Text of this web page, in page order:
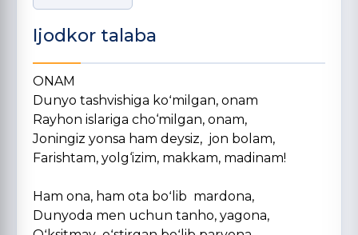
Ijodkor talaba
ONAM
Dunyo tashvishiga koʻmilgan, onam
Rayhon islariga cho‘milgan, onam,
Joningiz yonsa ham deysiz, jon bolam,
Farishtam, yolg‘izim, makkam, madinam!
Ham ona, ham ota boʻlib mardona,
Dunyoda men uchun tanho, yagona,